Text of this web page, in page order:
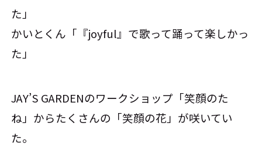
た」
かいとくん「『joyful』で歌って踊って楽しかっ
た」
JAY’S GARDENのワークショップ「笑顔のた
ね」からたくさんの「笑顔の花」が咲いてい
た。